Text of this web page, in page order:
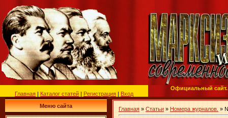
Главная | Каталог статей | Регистрация | Вход
Официальный сайт.
Меню сайта Главная » Статьи » Номера журналов. »